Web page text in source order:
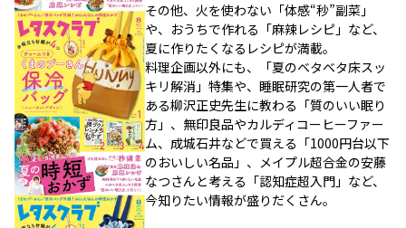
その他、火を使わない「体感“秒”副菜」
や、おうちで作れる「麻辣レシピ」など、
夏に作りたくなるレシピが満載。
料理企画以外にも、「夏のベタベタ床スッ
キリ解消」特集や、睡眠研究の第一人者で
ある柳沢正史先生に教わる「質のいい眠り
方」、無印良品やカルディコーヒーファー
ム、成城石井などで買える「1000円台以下
のおいしい名品」、メイプル超合金の安藤
なつさんと考える「認知症超入門」など、
今知りたい情報が盛りだくさん。